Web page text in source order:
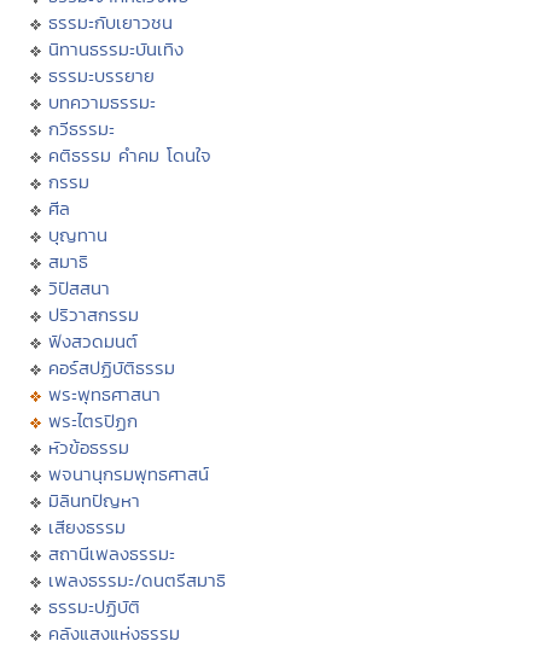
ธรรมะกับเยาวชน
นิทานธรรมะบันเทิง
ธรรมะบรรยาย
บทความธรรมะ
กวีธรรมะ
คติธรรม คำคม โดนใจ
กรรม
ศีล
บุญทาน
สมาธิ
วิปัสสนา
ปริวาสกรรม
ฟังสวดมนต์
คอร์สปฏิบัติธรรม
พระพุทธศาสนา
พระไตรปิฏก
หัวข้อธรรม
พจนานุกรมพุทธศาสน์
มิลินทปัญหา
เสียงธรรม
สถานีเพลงธรรมะ
เพลงธรรมะ/ดนตรีสมาธิ
ธรรมะปฏิบัติ
คลังแสงแห่งธรรม